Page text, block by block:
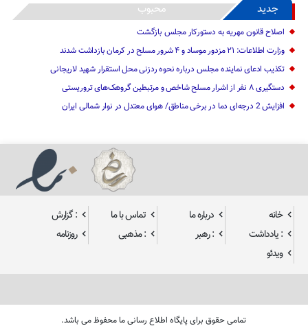
جدید محبوب
اصلاح قانون مهریه به دستورکار مجلس بازگشت
وزارت اطلاعات: ۲۱ مزدور موساد و ۴ شرور مسلح در کرمان بازداشت شدند
تکذیب ادعای نماینده مجلس درباره نحوه ردزنی محل استقرار شهید لاریجانی
دستگیری ۸ نفر از اشرار مسلح شاخص و مرتبطین گروهک‌های تروریستی
افزایش 2 درجه‌ای دما در برخی مناطق/ هوای معتدل در نوار شمالی ایران
خانه درباره ما تماس با ما
: گزارش
: یادداشت
: رهبر : مذهبی
روزنامه
ویدئو
تمامی حقوق برای پایگاه اطلاع رسانی ما محفوظ می باشد.